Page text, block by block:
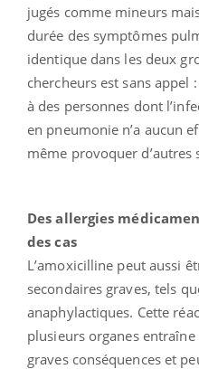
jugés comme mineurs
durée des symptômes
identique dans les deux
chercheurs est sans appel
à des personnes dont
en pneumonie n’a aucun
même provoquer
Des allergies
des cas
L’amoxicilline peut aussi
secondaires graves, tels
anaphylactiques. Cette
plusieurs organes
graves conséquences et